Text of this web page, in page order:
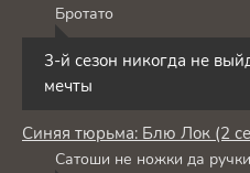
Бротато
3-й сезон никогда не
мечты
Сатоши не ножки да ручки